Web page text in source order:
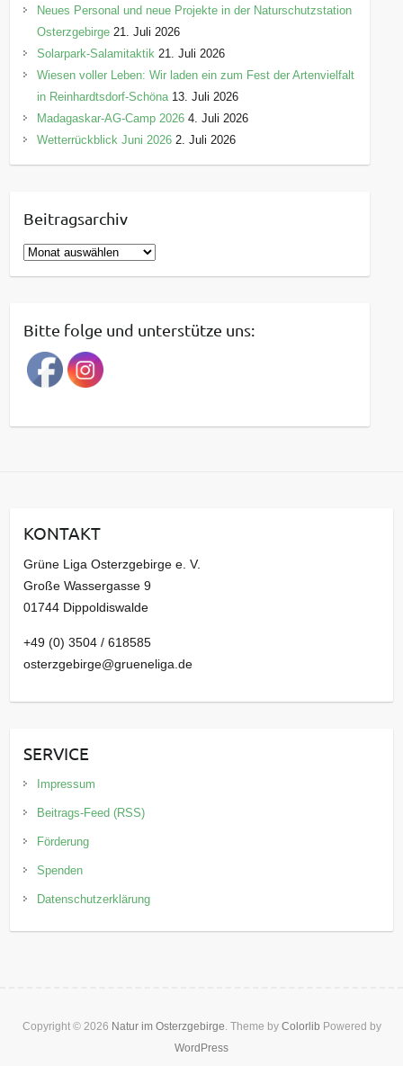
Neues Personal und neue Projekte in der Naturschutzstation
Osterzgebirge 21. Juli 2026
Solarpark-Salamitaktik 21. Juli 2026
Wiesen voller Leben: Wir laden ein zum Fest der Artenvielfalt
in Reinhardtsdorf-Schöna 13. Juli 2026
Madagaskar-AG-Camp 2026 4. Juli 2026
Wetterrückblick Juni 2026 2. Juli 2026
Beitragsarchiv
B
e
r
a
g
a
v
Bitte folge und unterstütze uns:
KONTAKT
Grüne Liga Osterzgebirge e. V.
Große Wassergasse 9
01744 Dippoldiswalde
+49 (0) 3504 / 618585
osterzgebirge@grueneliga.de
SERVICE
Impressum
Beitrags-Feed (RSS)
Förderung
Spenden
Datenschutzerklärung
Copyright © 2026 Natur im Osterzgebirge . Theme by Colorlib Powered by
WordPress